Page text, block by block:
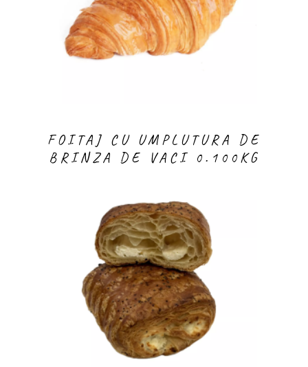
FOITAJ CU UMPLUTURA DE
BRINZA DE VACI 0.100KG